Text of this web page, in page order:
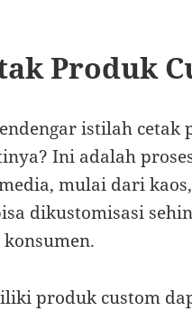
Produk
istilah cetak
Ini adalah
mulai dari
dikustomisasi
produk custom